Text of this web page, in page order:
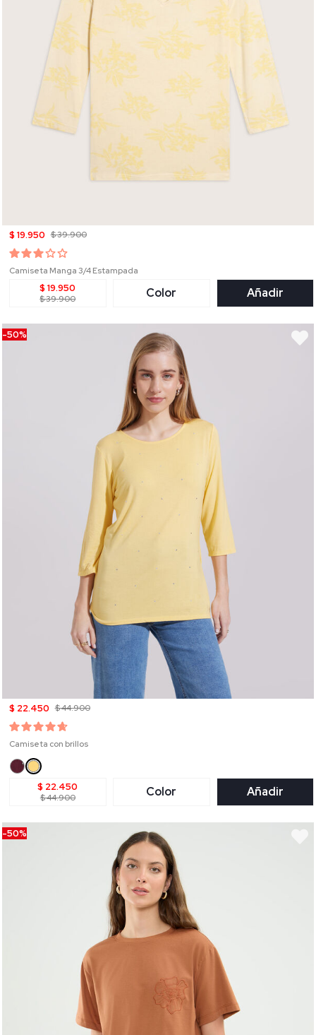
$ 19.950 $ 39.900
Camiseta Manga 3/4 Estampada
$ 19.950
$ 39.900 Color Añadir
-50%
$ 22.450 $ 44.900
Camiseta con brillos
$ 22.450
$ 44.900 Color Añadir
-50%